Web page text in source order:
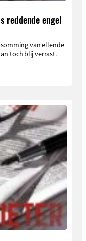
reddende engel
van ellende
toch blij verrast.